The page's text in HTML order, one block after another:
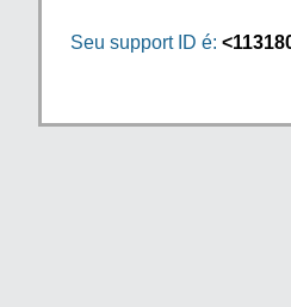
Seu support ID é: